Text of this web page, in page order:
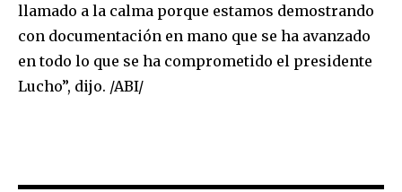
llamado a la calma porque estamos demostrando
con documentación en mano que se ha avanzado
en todo lo que se ha comprometido el presidente
Lucho”, dijo. /ABI/